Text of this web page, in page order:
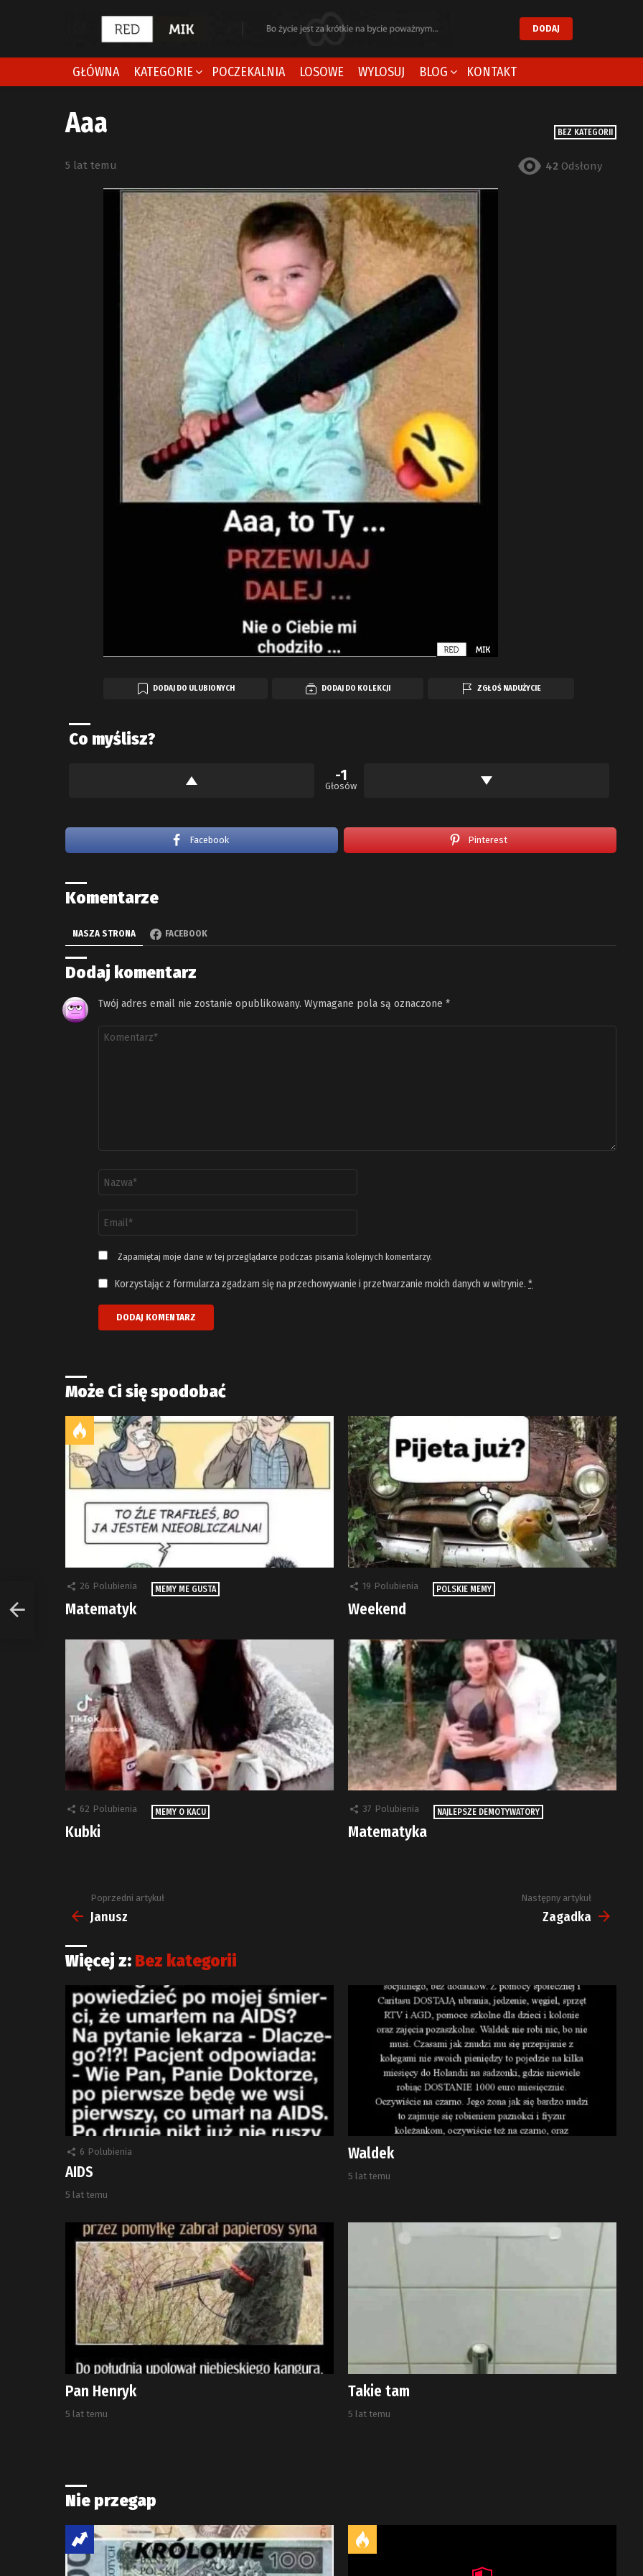
DODAJ
GŁÓWNA KATEGORIE POCZEKALNIA LOSOWE WYLOSUJ BLOG KONTAKT
BEZ KATEGORII
Aaa
5 lat temu 42 Odsłony
DODAJ DO ULUBIONYCH DODAJ DO KOLEKCJI ZGŁOŚ NADUŻYCIE
Co myślisz?
-1
Głosów
Facebook Pinterest
Komentarze
NASZA STRONA FACEBOOK
Dodaj komentarz
Twój adres email nie zostanie opublikowany. Wymagane pola są oznaczone *
Komentarz
email
*
Zapamiętaj moje dane w tej przeglądarce podczas pisania kolejnych komentarzy.
Korzystając z formularza zgadzam się na przechowywanie i przetwarzanie moich danych w witrynie. *
Może Ci się spodobać
26 Polubienia MEMY ME GUSTA
Matematyk
19 Polubienia POLSKIE MEMY
Weekend
62 Polubienia MEMY O KACU
Kubki
37 Polubienia NAJLEPSZE DEMOTYWATORY
Matematyka
Zobacz
więcej
Poprzedni artykuł
Janusz
Następny artykuł
Zagadka
Więcej z: Bez kategorii
6 Polubienia
AIDS
5 lat temu
Waldek
5 lat temu
Pan Henryk
5 lat temu
Takie tam
5 lat temu
Nie przegap